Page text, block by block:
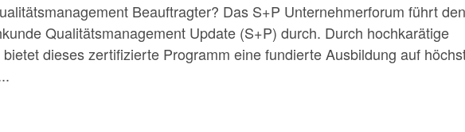
Beauftragter? Das S+P Unternehmerforum führt
Qualitätsmanagement Update (S+P) durch. Durch hochkarätige
dieses zertifizierte Programm eine fundierte Ausbildung auf